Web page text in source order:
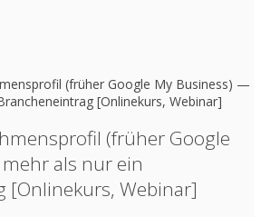
(früher Google My Business) —
[Onlinekurs, Webinar]
(früher Google
als nur ein
[Onlinekurs, Webinar]